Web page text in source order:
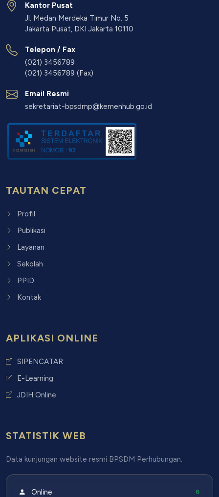
Kantor Pusat
Jl. Medan Merdeka Timur No. 5
Jakarta Pusat, DKI Jakarta 10110
Telepon / Fax
(021) 3456789
(021) 3456789 (Fax)
Email Resmi
sekretariat-bpsdmp@kemenhub.go.id
TAUTAN CEPAT
Profil
Publikasi
Layanan
Sekolah
PPID
Kontak
APLIKASI ONLINE
SIPENCATAR
E-Learning
JDIH Online
STATISTIK WEB
Data kunjungan website resmi BPSDM Perhubungan.
Online 6